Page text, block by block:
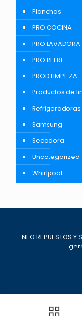
Planchas
PRO COCINA
PRO LAVADORA
PRO REFRI
PROD LIMPIEZA
Productos de
Refrigeradoras
Samsung
Secadora
Uncategorized
Whirlpool
NEO REPUESTOS